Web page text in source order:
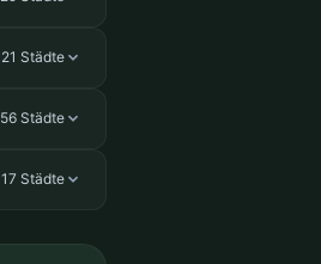
21 Städte
56 Städte
17 Städte